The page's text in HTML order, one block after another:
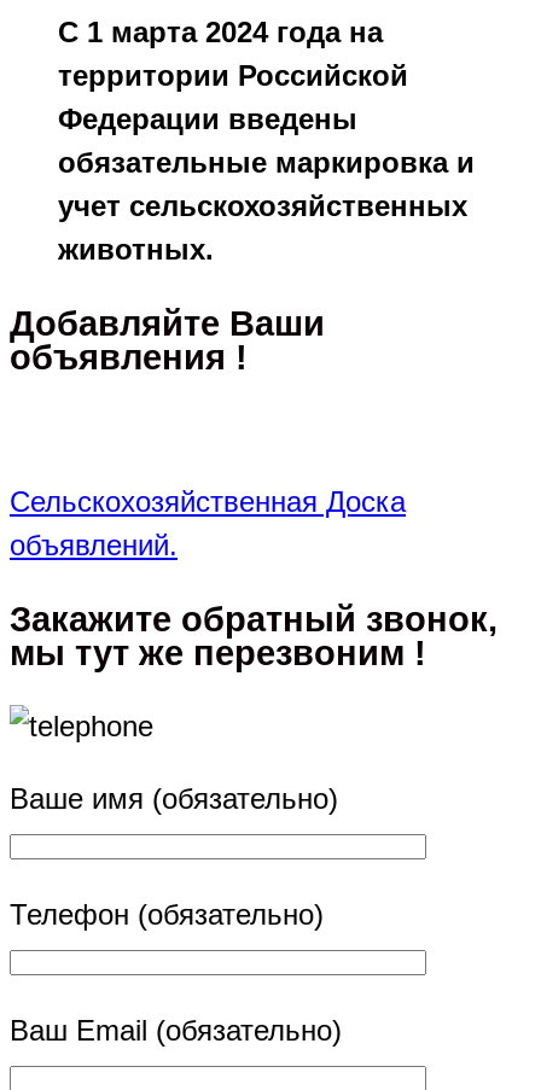
С 1 марта 2024 года на
территории Российской
Федерации введены
обязательные маркировка и
учет сельскохозяйственных
животных.
Добавляйте Ваши
объявления !
Сельскохозяйственная Доска
объявлений.
Закажите обратный звонок,
мы тут же перезвоним !
Ваше имя (обязательно)
Телефон (обязательно)
Ваш Email (обязательно)